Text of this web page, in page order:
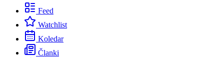
Feed
Watchlist
Koledar
Članki